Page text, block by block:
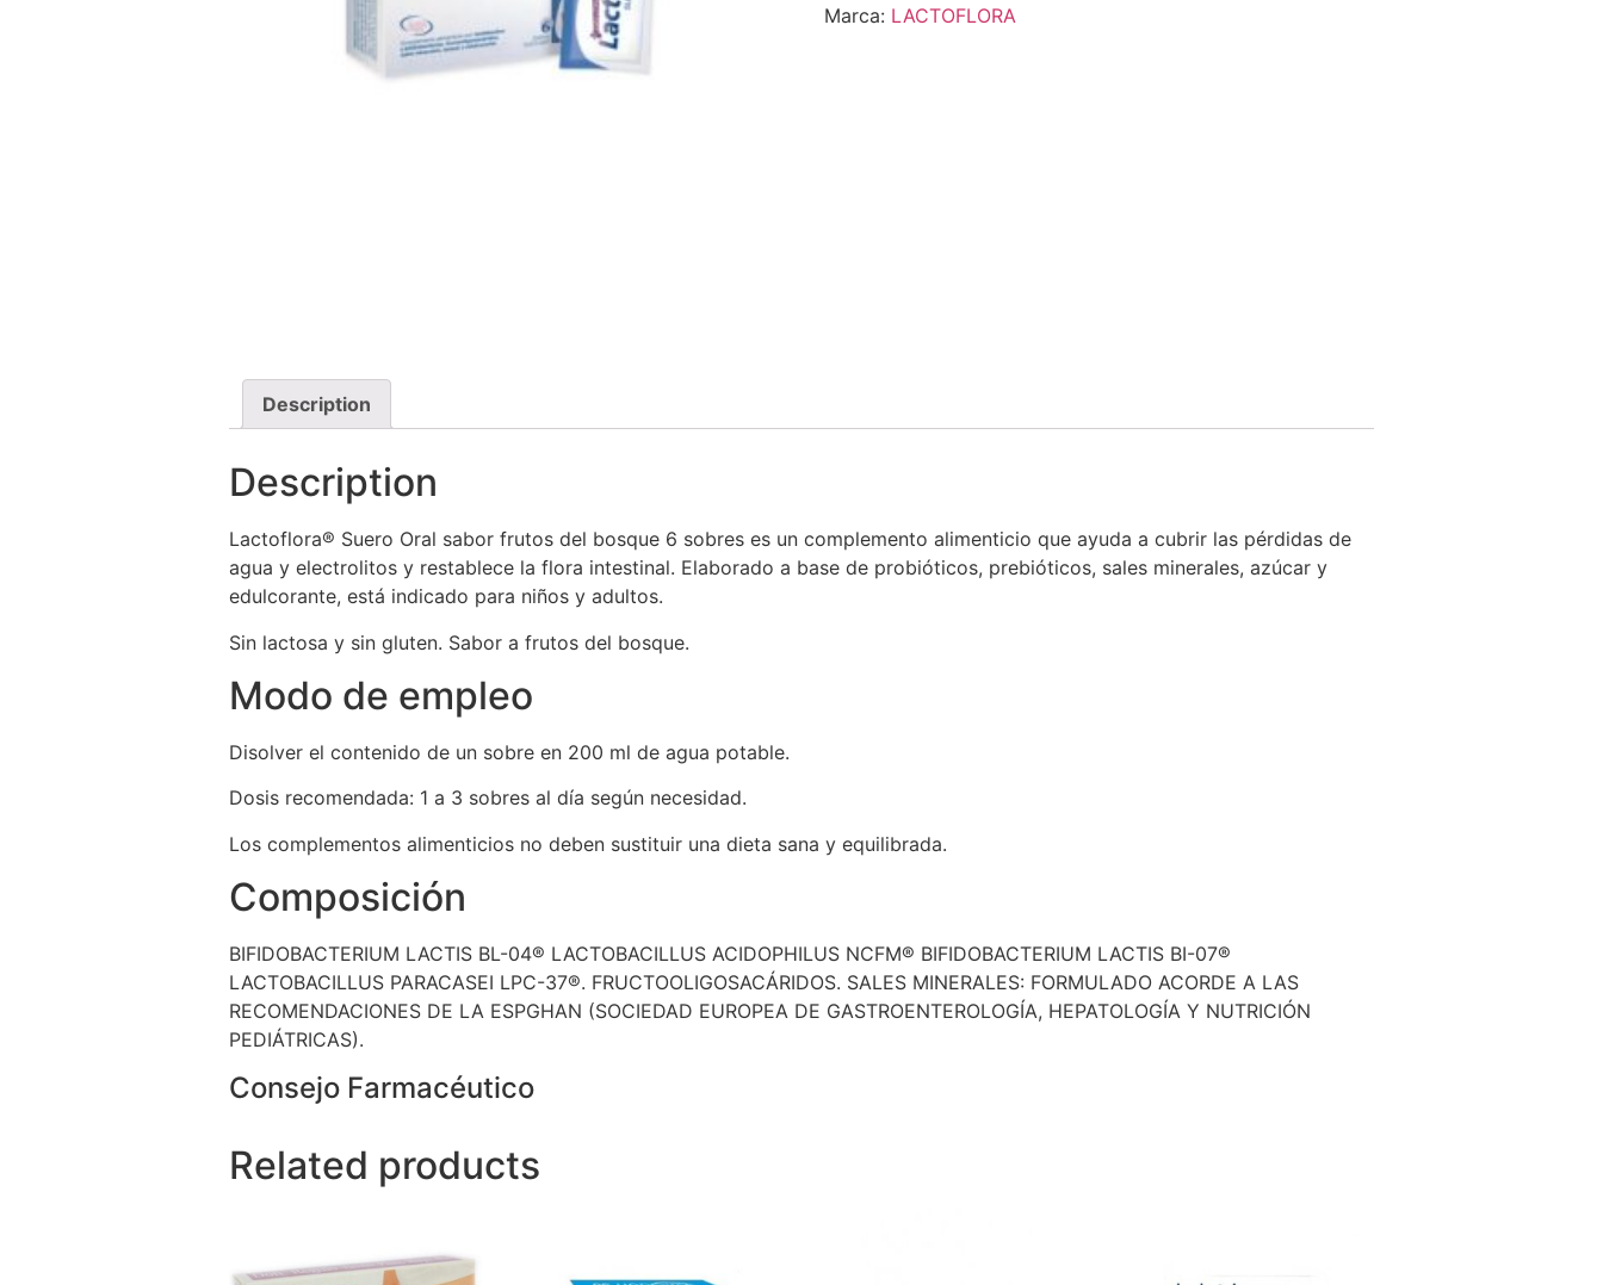
Marca: LACTOFLORA
Description
Description
Lactoflora® Suero Oral sabor frutos del bosque 6 sobres es un complemento alimenticio que ayuda a cubrir las pérdidas de
agua y electrolitos y restablece la flora intestinal. Elaborado a base de probióticos, prebióticos, sales minerales, azúcar y
edulcorante, está indicado para niños y adultos.
Sin lactosa y sin gluten. Sabor a frutos del bosque.
Modo de empleo
Disolver el contenido de un sobre en 200 ml de agua potable.
Dosis recomendada: 1 a 3 sobres al día según necesidad.
Los complementos alimenticios no deben sustituir una dieta sana y equilibrada.
Composición
BIFIDOBACTERIUM LACTIS BL-04® LACTOBACILLUS ACIDOPHILUS NCFM® BIFIDOBACTERIUM LACTIS BI-07®
LACTOBACILLUS PARACASEI LPC-37®. FRUCTOOLIGOSACÁRIDOS. SALES MINERALES: FORMULADO ACORDE A LAS
RECOMENDACIONES DE LA ESPGHAN (SOCIEDAD EUROPEA DE GASTROENTEROLOGÍA, HEPATOLOGÍA Y NUTRICIÓN
PEDIÁTRICAS).
Consejo Farmacéutico
Related products